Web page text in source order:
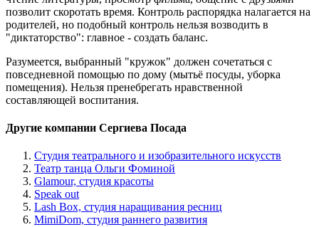
позволит скоротать время. Контроль распорядка налагается на
родителей, но подобный контроль нельзя возводить в
"диктаторство": главное - создать баланс.
Разумеется, выбранный "кружок" должен сочетаться с
повседневной помощью по дому (мытьё посуды, уборка
помещения). Нельзя пренебрегать нравственной
составляющей воспитания.
Другие компании Сергиева Посада
Студия театрального и изобразительного искусств
Театр танца Ольги Фоминой
Glamour, студия красоты
Speak out
Lash Box, студия наращивания ресниц
MimiDom, студия раннего развития